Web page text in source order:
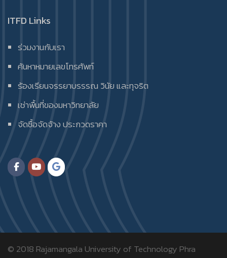
ITFD Links
ร่วมงานกับเรา
ค้นหาหมายเลขโทรศัพท์
ร้องเรียนจรรยาบรรรณ วินัย และทุจริต
เช่าพื้นที่ของมหาวิทยาลัย
จัดซื้อจัดจ้าง ประกวดราคา
© 2018 Rajamangala University of Technology Phra